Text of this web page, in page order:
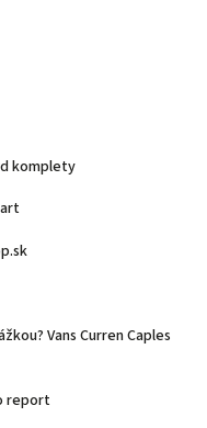
komplety
Vans Curren Caples
report